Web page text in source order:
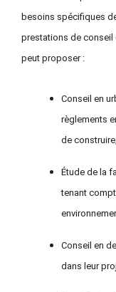
besoins spécifiques
prestations de conseil
peut proposer :
Conseil en
règlements
de
Étude de la
tenant
Conseil en
dans leur